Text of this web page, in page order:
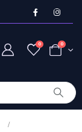
0 0